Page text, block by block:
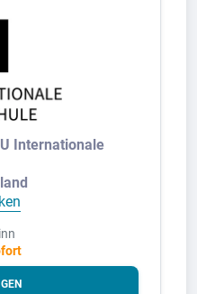
Internationale